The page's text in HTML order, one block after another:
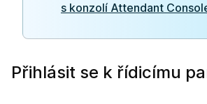
s konzolí Attendant
Přihlásit se k řídicímu